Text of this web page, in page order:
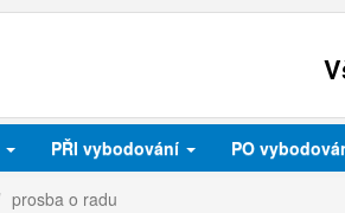
PŘI vybodování PO
prosba o radu